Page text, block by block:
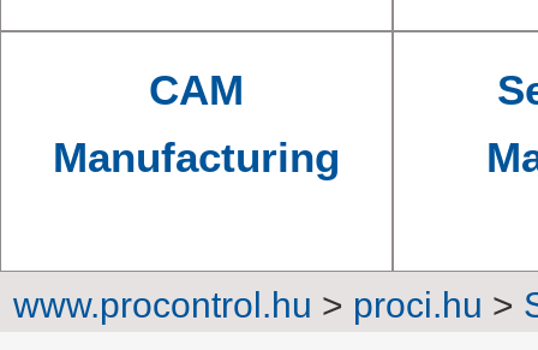
CAM
Manufacturing
www.procontrol.hu > proci.hu >